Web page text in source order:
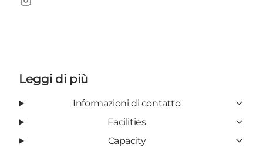
Instagram
Leggi di più
Informazioni di contatto
Facilities
Capacity